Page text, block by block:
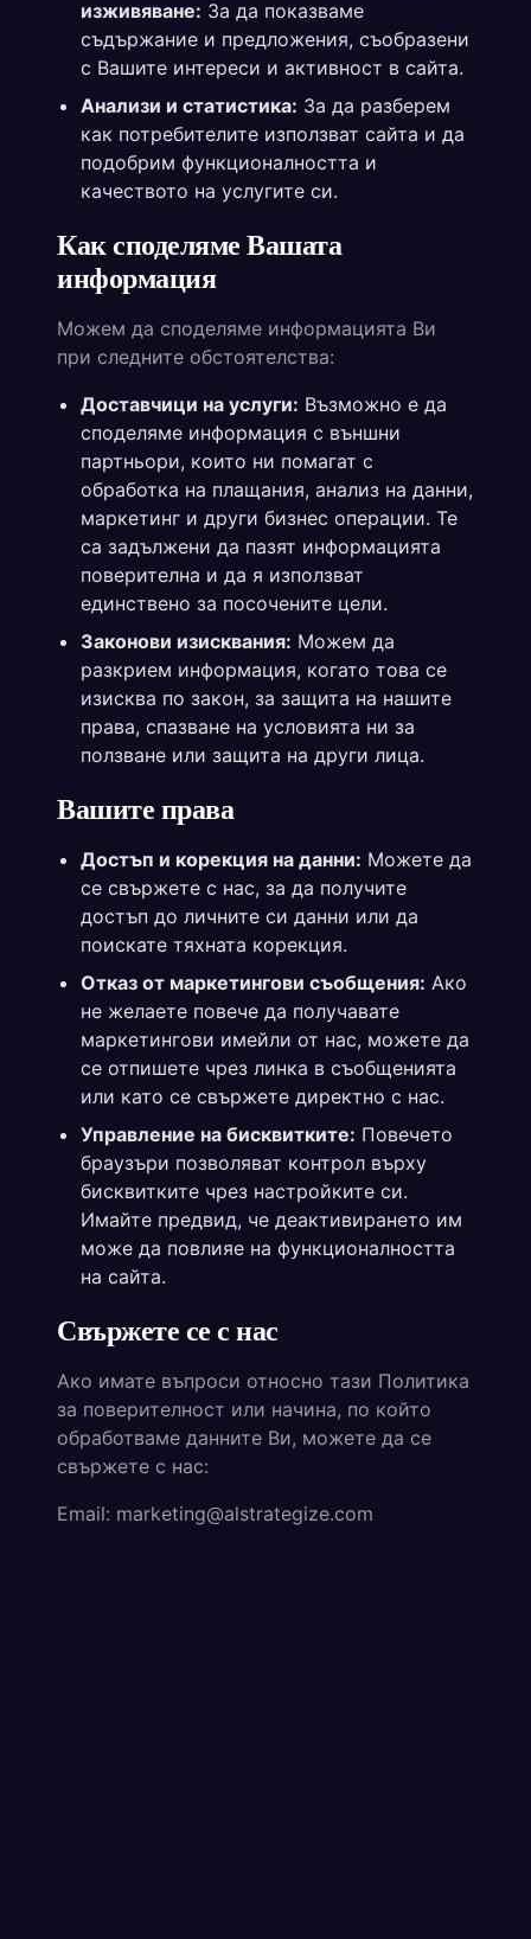
изживяване: За да показваме
съдържание и предложения, съобразени
с Вашите интереси и активност в сайта.
Анализи и статистика: За да разберем
как потребителите използват сайта и да
подобрим функционалността и
качеството на услугите си.
Как споделяме Вашата
информация
Можем да споделяме информацията Ви
при следните обстоятелства:
Доставчици на услуги: Възможно е да
споделяме информация с външни
партньори, които ни помагат с
обработка на плащания, анализ на данни,
маркетинг и други бизнес операции. Те
са задължени да пазят информацията
поверителна и да я използват
единствено за посочените цели.
Законови изисквания: Можем да
разкрием информация, когато това се
изисква по закон, за защита на нашите
права, спазване на условията ни за
ползване или защита на други лица.
Вашите права
Достъп и корекция на данни: Можете да
се свържете с нас, за да получите
достъп до личните си данни или да
поискате тяхната корекция.
Отказ от маркетингови съобщения: Ако
не желаете повече да получавате
маркетингови имейли от нас, можете да
се отпишете чрез линка в съобщенията
или като се свържете директно с нас.
Управление на бисквитките: Повечето
браузъри позволяват контрол върху
бисквитките чрез настройките си.
Имайте предвид, че деактивирането им
може да повлияе на функционалността
на сайта.
Свържете се с нас
Ако имате въпроси относно тази Политика
за поверителност или начина, по който
обработваме данните Ви, можете да се
свържете с нас:
Email: marketing@alstrategize.com